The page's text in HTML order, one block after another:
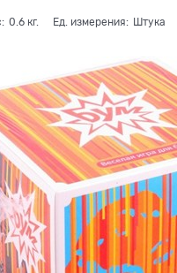
0.6 кг. Ед. измерения: Штука